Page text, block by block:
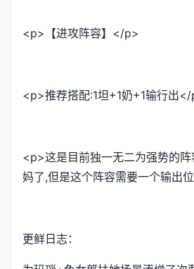
<p>【进攻阵容】</p>
<p>推荐搭配:1坦+1奶+1输行出</
<p>这是目前独一无二为强势的
妈了,但是这个阵容需要一个输出
更鲜日志：